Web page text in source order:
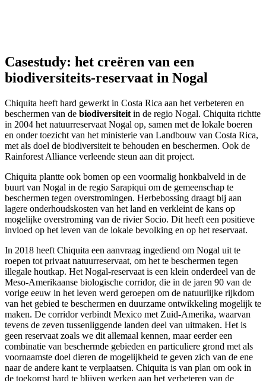
Casestudy: het creëren van een
biodiversiteits-reservaat in Nogal
Chiquita heeft hard gewerkt in Costa Rica aan het verbeteren en
beschermen van de biodiversiteit in de regio Nogal. Chiquita richtte
in 2004 het natuurreservaat Nogal op, samen met de lokale boeren
en onder toezicht van het ministerie van Landbouw van Costa Rica,
met als doel de biodiversiteit te behouden en beschermen. Ook de
Rainforest Alliance verleende steun aan dit project.
Chiquita plantte ook bomen op een voormalig honkbalveld in de
buurt van Nogal in de regio Sarapiqui om de gemeenschap te
beschermen tegen overstromingen. Herbebossing draagt bij aan
lagere onderhoudskosten van het land en verkleint de kans op
mogelijke overstroming van de rivier Socio. Dit heeft een positieve
invloed op het leven van de lokale bevolking en op het reservaat.
In 2018 heeft Chiquita een aanvraag ingediend om Nogal uit te
roepen tot privaat natuurreservaat, om het te beschermen tegen
illegale houtkap. Het Nogal-reservaat is een klein onderdeel van de
Meso-Amerikaanse biologische corridor, die in de jaren 90 van de
vorige eeuw in het leven werd geroepen om de natuurlijke rijkdom
van het gebied te beschermen en duurzame ontwikkeling mogelijk te
maken. De corridor verbindt Mexico met Zuid-Amerika, waarvan
tevens de zeven tussenliggende landen deel van uitmaken. Het is
geen reservaat zoals we dit allemaal kennen, maar eerder een
combinatie van beschermde gebieden en particuliere grond met als
voornaamste doel dieren de mogelijkheid te geven zich van de ene
naar de andere kant te verplaatsen. Chiquita is van plan om ook in
de toekomst hard te blijven werken aan het verbeteren van de